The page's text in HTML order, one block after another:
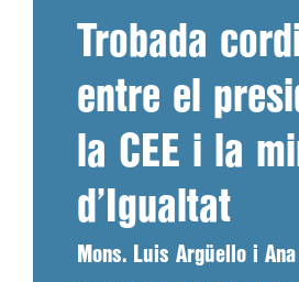
Trobada
entre el
la CEE i la
d’Igualtat
Mons. Luis Argüello i Ana